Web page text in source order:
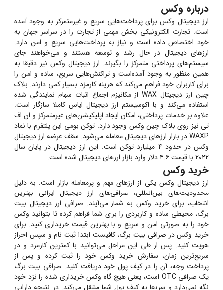
درباره وکس
ارز دیجیتال وکس برای پرداخت‌هایی سریع و غیرمتمرکز به وجود آمده
است. تجارت الکترونیکی بخش مهمی از تجارت را در سراسر جهان به
خود اختصاص داده است و نیاز به پرداخت‌هایی سریع و امن دارد.
ارزهای دیجیتال در حال رشد و توسعه هستند و می‌خواهند جای
سیستم‌های پرداختی متمرکز را بگیرند. ارز دیجیتال وکس نیز دقیقا به
همین منظور به وجود آمده‌است و تراکنش‌هایی سریع، ساده و امن را
برای کاربران خود فراهم می‌کند که هزینه کارمزد بسیار کمی دارند. بلاک
چین ارز دیجیتال WAX از مکانیزم اجماع اثبات سهام نمایندگی شده
استفاده می‌کند و با اکوسیستم ارز دیجیتال ایاسکاملا سازگار است.
علاوه بر خدمات پرداختی، امکان ایجاد اپلیکیشن‌های غیرمتمرکز و ان اف
تی نیز روی بلاک چین وکس وجود دارد. توکن بومی این پلتفرم با نماد
WAXP در بازار ارزهای دیجیتال معامله می‌شود. سقف عرضه ارز دیجیتال
وکس در حدود ۴ میلیارد توکن است. این ارز دیجیتال در پایان سال
۲۰۲۲ با قیمت ۴.۶ دلار وارد بازار ارزهای دیجیتال شده است.
خرید وکس
ارز دیجیتال وکس یکی از ارزهای مهم و پرمعامله بازار است. به دلیل
محدودیت‌های بین‌المللی، صرافی‌های ارز دیجیتال ایرانی بهترین
انتخاب، برای خرید وکس به شمار می‌آیند. صرافی ارز دیجیتال بیت
برگ، محیطی ساده و کاربردی را برای شما فراهم کرده تا بتوانید وکس
خود را به صورتی امن و سریع و با بهترین قیمت خریداری کنید. برای
خرید وکسدر صرافی بیت برگ، کافیست ابتدا ثبت نام و سپس احراز
هویت کنید. پس از طی این مراحل می‌توانید با کمترین کارمزد و در
سریع‌ترین زمان، سفارش خرید وکسخود را ثبت کرده و پس از
پرداخت وجه، آن را در کیف پول خود دریافت کنید. صرافی بیت برگ
یک صرافی OTC است، یعنی هیچ گاه
وکس خریداری شده را نزد خود
نگه نمی‌دارد و سریعا به کیف پول شما منتقل می‌کند. در نتیجه دارایی